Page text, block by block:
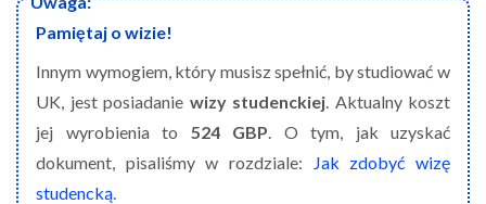
Pamiętaj o wizie!
Innym wymogiem, który musisz spełnić, by studiować w
UK, jest posiadanie wizy studenckiej . Aktualny koszt
jej wyrobienia to 524 GBP . O tym, jak uzyskać
dokument, pisaliśmy w rozdziale:
Jak zdobyć wizę
studencką